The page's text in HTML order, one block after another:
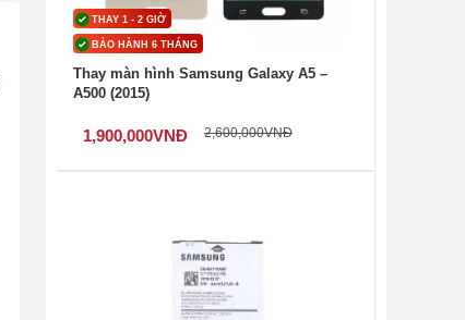
THAY 1 - 2 GIỜ
BẢO HÀNH 6 THÁNG
Thay màn hình Samsung Galaxy A5 –
A500 (2015)
1,900,000VNĐ 2,600,000VNĐ